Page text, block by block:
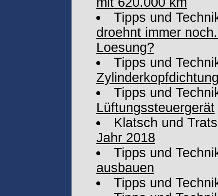
Tipps und
droehnt immer
Loesung?
Tipps und
Tipps und
Lüftungssteuergerät
Klatsch und
Jahr 2018
Tipps und
ausbauen
Tipps und